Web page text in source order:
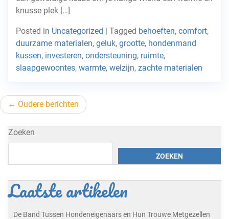
knusse plek […]
Posted in Uncategorized | Tagged behoeften, comfort,
duurzame materialen, geluk, grootte, hondenmand
kussen, investeren, ondersteuning, ruimte,
slaapgewoontes, warmte, welzijn, zachte materialen
Berichtnavigatie
Oudere berichten
Zoeken
ZOEKEN
Laatste artikelen
De Band Tussen Hondeneigenaars en Hun Trouwe Metgezellen